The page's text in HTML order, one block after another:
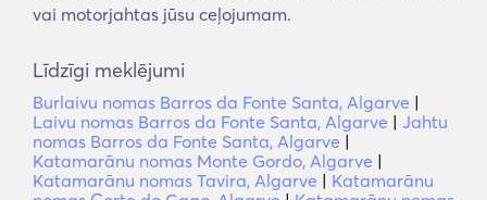
vai motorjahtas jūsu ceļojumam.
Līdzīgi meklējumi
Burlaivu nomas Barros da Fonte Santa, Algarve |
Laivu nomas Barros da Fonte Santa, Algarve | Jahtu
nomas Barros da Fonte Santa, Algarve |
Katamarānu nomas Monte Gordo, Algarve |
Katamarānu nomas Tavira, Algarve | Katamarānu